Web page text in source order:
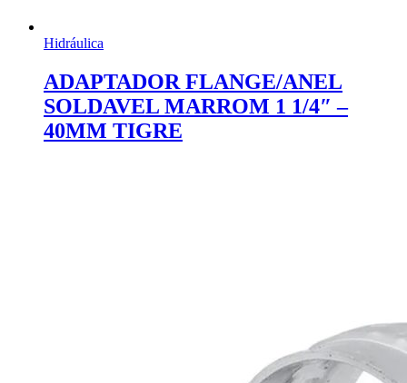
Hidráulica
ADAPTADOR FLANGE/ANEL
SOLDAVEL MARROM 1 1/4″ –
40MM TIGRE